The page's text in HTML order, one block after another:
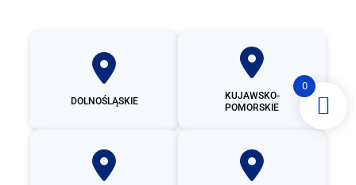
DOLNOŚLĄSKIE
KUJAWSKO-
POMORSKIE
0